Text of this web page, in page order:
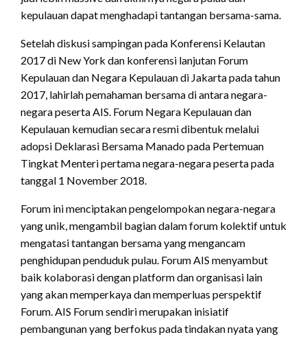
kepulauan dapat menghadapi tantangan bersama-sama.
Setelah diskusi sampingan pada Konferensi Kelautan
2017 di New York dan konferensi lanjutan Forum
Kepulauan dan Negara Kepulauan di Jakarta pada tahun
2017, lahirlah pemahaman bersama di antara negara-
negara peserta AIS. Forum Negara Kepulauan dan
Kepulauan kemudian secara resmi dibentuk melalui
adopsi Deklarasi Bersama Manado pada Pertemuan
Tingkat Menteri pertama negara-negara peserta pada
tanggal 1 November 2018.
Forum ini menciptakan pengelompokan negara-negara
yang unik, mengambil bagian dalam forum kolektif untuk
mengatasi tantangan bersama yang mengancam
penghidupan penduduk pulau. Forum AIS menyambut
baik kolaborasi dengan platform dan organisasi lain
yang akan memperkaya dan memperluas perspektif
Forum. AIS Forum sendiri merupakan inisiatif
pembangunan yang berfokus pada tindakan nyata yang